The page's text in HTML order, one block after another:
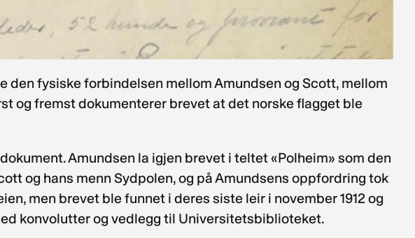
fysiske forbindelsen mellom Amundsen og Scott, mellom
og fremst dokumenterer brevet at det norske flagget ble
Amundsen la igjen brevet i teltet «Polheim» som den
og hans menn Sydpolen, og på Amundsens oppfordring tok
men brevet ble funnet i deres siste leir i november 1912 og
konvolutter og vedlegg til Universitetsbiblioteket.